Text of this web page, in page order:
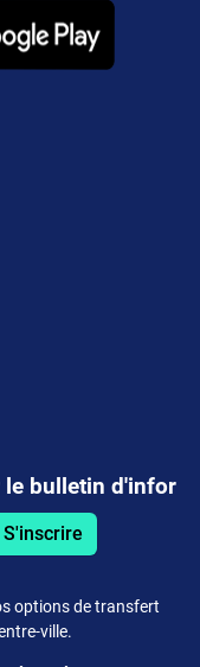
le bulletin d'infor
S'inscrire
options de transfert
ville.